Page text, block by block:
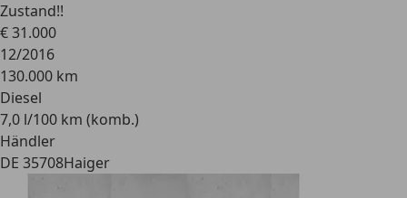
Zustand!!
€ 31.000
12/2016
130.000 km
Diesel
7,0 l/100 km (komb.)
Händler
DE 35708Haiger